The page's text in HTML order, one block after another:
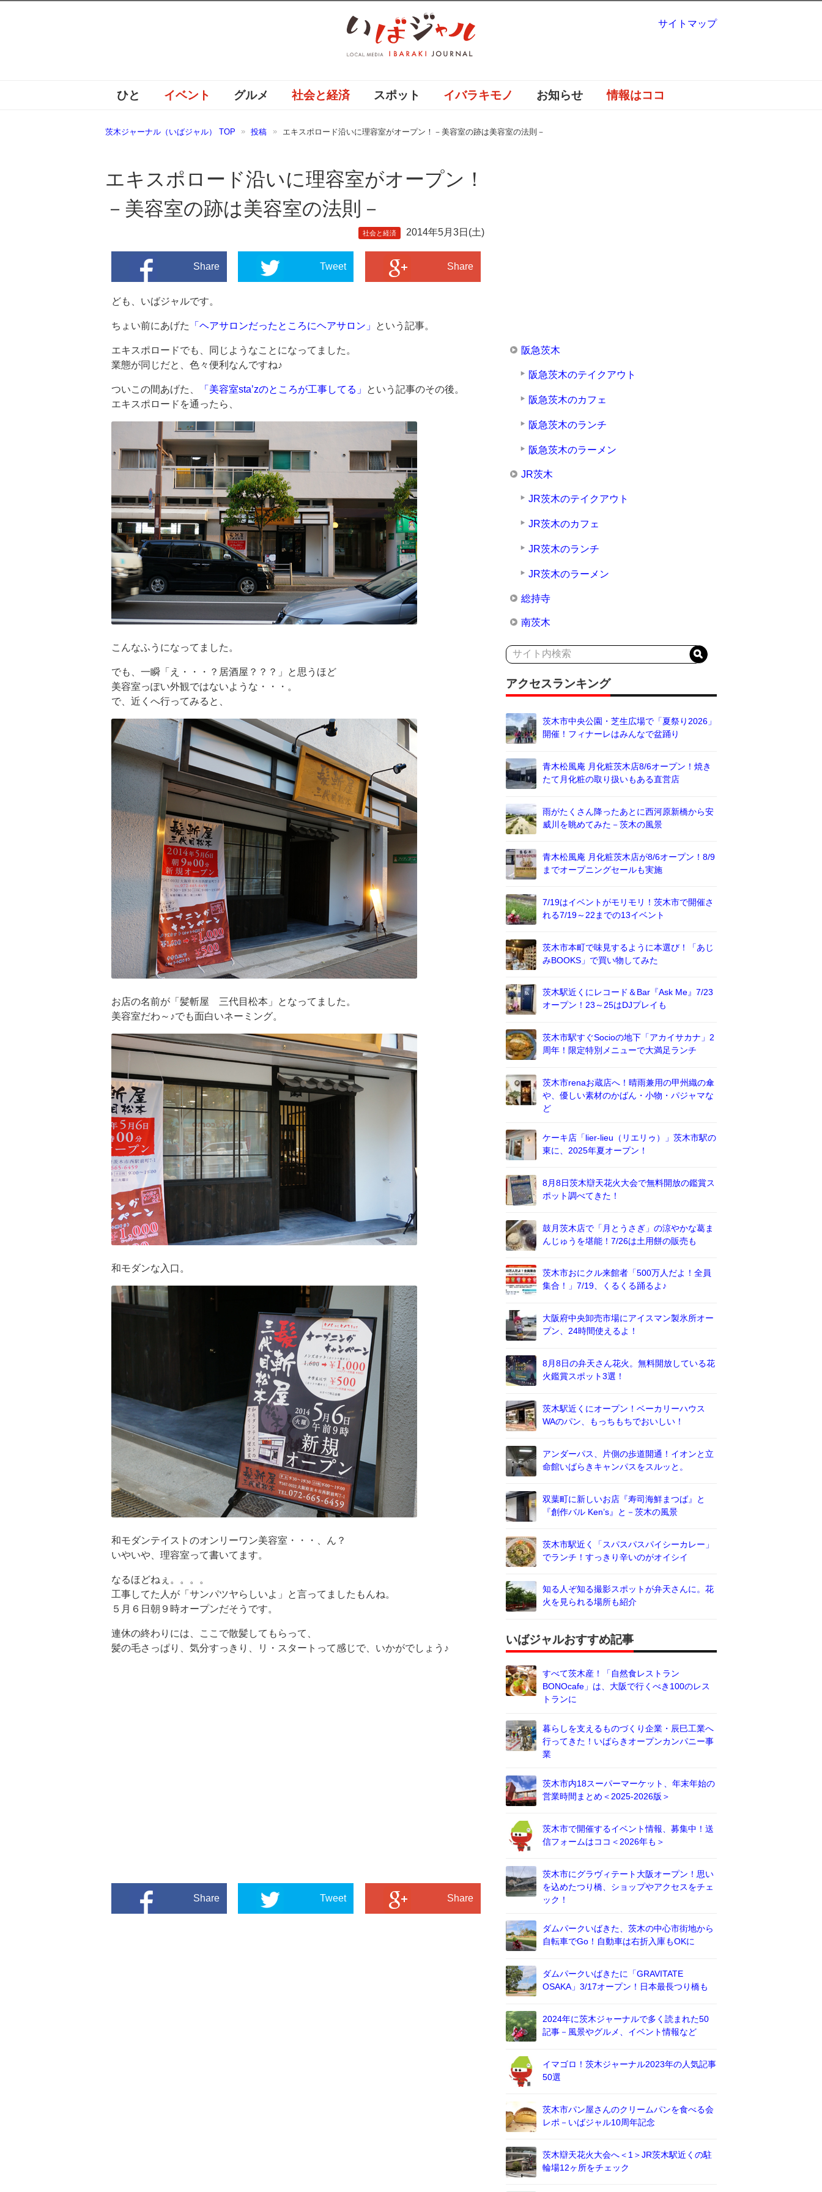
ひと イベント グルメ 社会と経済 スポット イバラキモノ お知らせ 情報はココ
茨木ジャーナル（いばジャル） TOP 投稿 エキスポロード沿いに理容室がオープン！－美容室の跡は美容室の法則－
エキスポロード沿いに理容室がオープン！
－美容室の跡は美容室の法則－
社会と経済 2014年5月3日(土)
Share Tweet Share
ども、いばジャルです。
ちょい前にあげた 「ヘアサロンだったところにヘアサロン」 という記事。
エキスポロードでも、同じようなことになってました。
業態が同じだと、色々便利なんですね♪
ついこの間あげた、 「美容室sta’zのところが工事してる」
という記事のその後。
エキスポロードを通ったら、
こんなふうになってました。
でも、一瞬「え・・・？居酒屋？？？」と思うほど
美容室っぽい外観ではないような・・・。
で、近くへ行ってみると、
お店の名前が「髪斬屋 三代目松本」となってました。
美容室だわ～♪でも面白いネーミング。
和モダンな入口。
和モダンテイストのオンリーワン美容室・・・、ん？
いやいや、理容室って書いてます。
なるほどねぇ。。。。
工事してた人が「サンパツヤらしいよ」と言ってましたもんね。
５月６日朝９時オープンだそうです。
連休の終わりには、ここで散髪してもらって、
髪の毛さっぱり、気分すっきり、リ・スタートって感じで、いかがでしょう♪
Share Tweet Share
阪急茨木
阪急茨木のテイクアウト
阪急茨木のカフェ
阪急茨木のランチ
阪急茨木のラーメン
JR茨木
JR茨木のテイクアウト
JR茨木のカフェ
JR茨木のランチ
JR茨木のラーメン
総持寺
南茨木
アクセスランキング
茨木市中央公園・芝生広場で「夏祭り2026」
開催！フィナーレはみんなで盆踊り
青木松風庵 月化粧茨木店8/6オープン！焼き
たて月化粧の取り扱いもある直営店
雨がたくさん降ったあとに西河原新橋から安
威川を眺めてみた－茨木の風景
青木松風庵 月化粧茨木店が8/6オープン！8/9
までオープニングセールも実施
7/19はイベントがモリモリ！茨木市で開催さ
れる7/19～22までの13イベント
茨木市本町で味見するように本選び！「あじ
みBOOKS」で買い物してみた
茨木駅近くにレコード＆Bar『Ask Me』7/23
オープン！23～25はDJプレイも
茨木市駅すぐSocioの地下「アカイサカナ」2
周年！限定特別メニューで大満足ランチ
茨木市renaお蔵店へ！晴雨兼用の甲州織の傘
や、優しい素材のかばん・小物・パジャマな
ど
ケーキ店「lier-lieu（リエリゥ）」茨木市駅の
東に、2025年夏オープン！
8月8日茨木辯天花火大会で無料開放の鑑賞ス
ポット調べてきた！
鼓月茨木店で「月とうさぎ」の涼やかな葛ま
んじゅうを堪能！7/26は土用餅の販売も
茨木市おにクル来館者「500万人だよ！全員
集合！」7/19、くるくる踊るよ♪
大阪府中央卸売市場にアイスマン製氷所オー
プン、24時間使えるよ！
8月8日の弁天さん花火。無料開放している花
火鑑賞スポット3選！
茨木駅近くにオープン！ベーカリーハウス
WAのパン、もっちもちでおいしい！
アンダーパス、片側の歩道開通！イオンと立
命館いばらきキャンパスをスルッと。
双葉町に新しいお店『寿司海鮮まつば』と
『創作バル Ken’s』と－茨木の風景
茨木市駅近く「スパスパスパイシーカレー」
でランチ！すっきり辛いのがオイシイ
知る人ぞ知る撮影スポットが弁天さんに。花
火を見られる場所も紹介
いばジャルおすすめ記事
すべて茨木産！「自然食レストラン
BONOcafe」は、大阪で行くべき100のレス
トランに
暮らしを支えるものづくり企業・辰巳工業へ
行ってきた！いばらきオープンカンパニー事
業
茨木市内18スーパーマーケット、年末年始の
営業時間まとめ＜2025-2026版＞
茨木市で開催するイベント情報、募集中！送
信フォームはココ＜2026年も＞
茨木市にグラヴィテート大阪オープン！思い
を込めたつり橋、ショップやアクセスをチェ
ック！
ダムパークいばきた、茨木の中心市街地から
自転車でGo！自動車は右折入庫もOKに
ダムパークいばきたに「GRAVITATE
OSAKA」3/17オープン！日本最長つり橋も
2024年に茨木ジャーナルで多く読まれた50
記事－風景やグルメ、イベント情報など
イマゴロ！茨木ジャーナル2023年の人気記事
50選
茨木市パン屋さんのクリームパンを食べる会
レポ－いばジャル10周年記念
茨木辯天花火大会へ＜1＞JR茨木駅近くの駐
輪場12ヶ所をチェック
サイトマップ